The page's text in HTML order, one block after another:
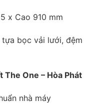
x Cao 910 mm
tựa bọc vải lưới, đệm
The One – Hòa Phát
nhà máy